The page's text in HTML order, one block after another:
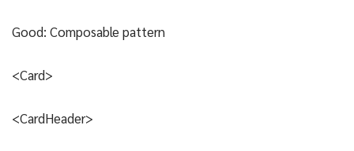
Good: Composable pattern
<Card>
<CardHeader>